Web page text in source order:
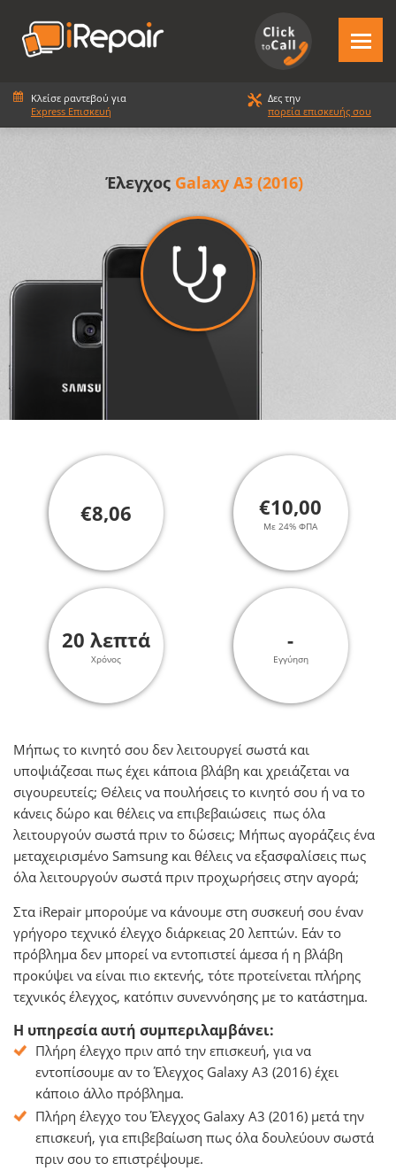
Κλείσε ραντεβού για
Express Επισκευή
Δες την
πορεία επισκευής σου
Έλεγχος Galaxy A3 (2016)
€8,06 €10,00
Με 24% ΦΠΑ
20 λεπτά
Χρόνος
-
Εγγύηση
Μήπως το κινητό σου δεν λειτουργεί σωστά και
υποψιάζεσαι πως έχει κάποια βλάβη και χρειάζεται να
σιγουρευτείς; Θέλεις να πουλήσεις το κινητό σου ή να το
κάνεις δώρο και θέλεις να επιβεβαιώσεις πως όλα
λειτουργούν σωστά πριν το δώσεις; Μήπως αγοράζεις ένα
μεταχειρισμένο Samsung και θέλεις να εξασφαλίσεις πως
όλα λειτουργούν σωστά πριν προχωρήσεις στην αγορά;
Στα iRepair μπορούμε να κάνουμε στη συσκευή σου έναν
γρήγορο τεχνικό έλεγχο διάρκειας 20 λεπτών. Εάν το
πρόβλημα δεν μπορεί να εντοπιστεί άμεσα ή η βλάβη
προκύψει να είναι πιο εκτενής, τότε προτείνεται πλήρης
τεχνικός έλεγχος, κατόπιν συνεννόησης με το κατάστημα.
Η υπηρεσία αυτή συμπεριλαμβάνει:
Πλήρη έλεγχο πριν από την επισκευή, για να
εντοπίσουμε αν το Έλεγχος Galaxy A3 (2016) έχει
κάποιο άλλο πρόβλημα.
Πλήρη έλεγχο του Έλεγχος Galaxy A3 (2016) μετά την
επισκευή, για επιβεβαίωση πως όλα δουλεύουν σωστά
πριν σου το επιστρέψουμε.